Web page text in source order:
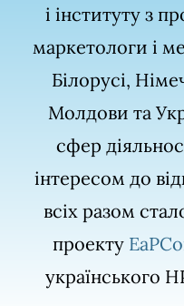
і інституту з
маркетологи і
Білорусі,
Молдови та
сфер
інтересом до
всіх разом
проекту
українського